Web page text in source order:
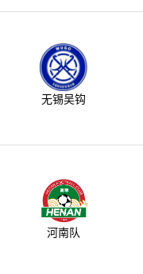
无锡吴钩
河南队